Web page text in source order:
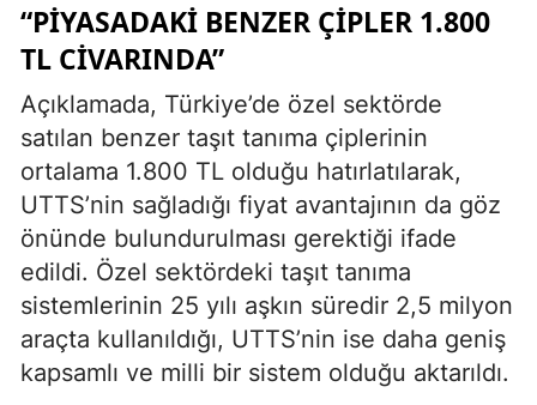
“PIYASADAKI BENZER ÇIPLER 1.800
TL CIVARINDA”
Açıklamada, Türkiye’de özel sektörde
satılan benzer taşıt tanıma çiplerinin
ortalama 1.800 TL olduğu hatırlatılarak,
UTTS’nin sağladığı fiyat avantajının da göz
önünde bulundurulması gerektiği ifade
edildi. Özel sektördeki taşıt tanıma
sistemlerinin 25 yılı aşkın süredir 2,5 milyon
araçta kullanıldığı, UTTS’nin ise daha geniş
kapsamlı ve milli bir sistem olduğu aktarıldı.